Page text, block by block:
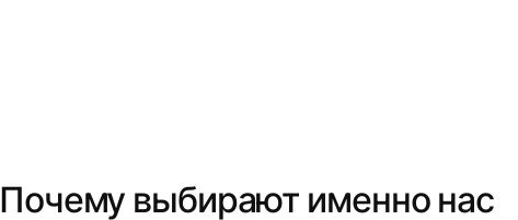
Почему выбирают именно нас